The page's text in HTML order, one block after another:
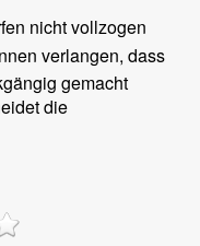
nicht vollzogen
verlangen, dass
gemacht
die